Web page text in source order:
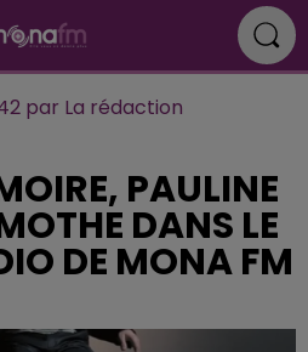
par La rédaction
PAULINE
DANS LE
DE MONA FM